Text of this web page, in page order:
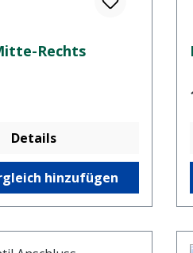
Rechts
Details
hinzufügen